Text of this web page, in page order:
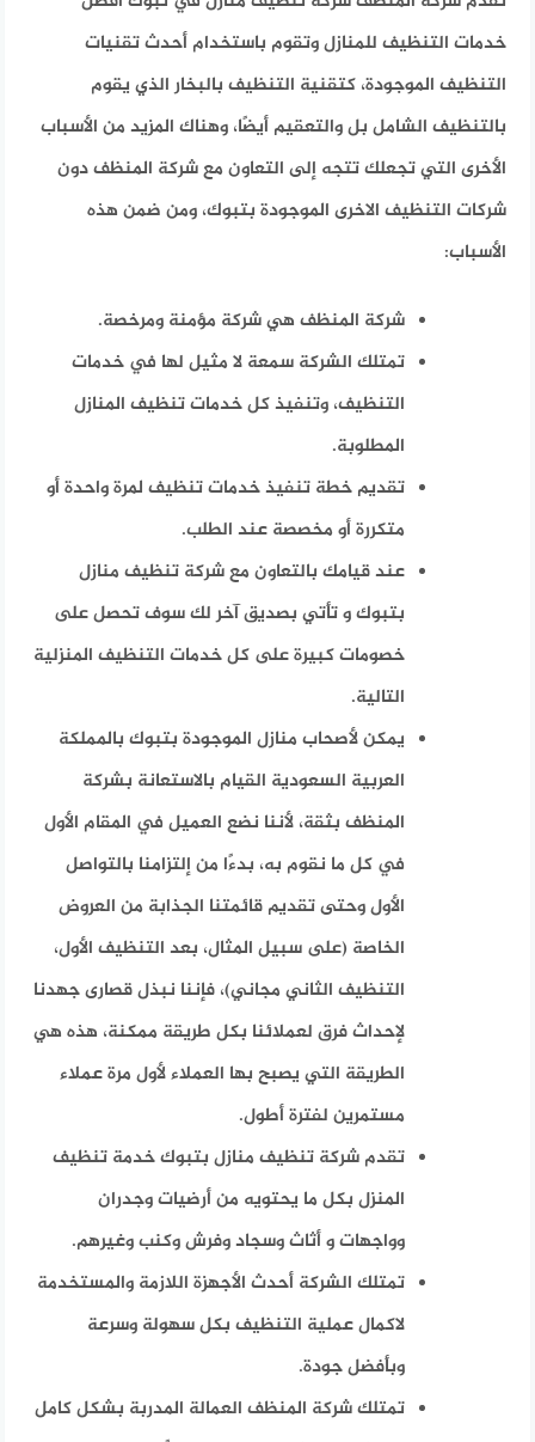
خدمات التنظيف للمنازل وتقوم باستخدام أحدث تقنيات
التنظيف الموجودة، كتقنية التنظيف بالبخار الذي يقوم
بالتنظيف الشامل بل والتعقيم أيضًا، وهناك المزيد من الأسباب
الأخرى التي تجعلك تتجه إلى التعاون مع شركة المنظف دون
شركات التنظيف الاخرى الموجودة بتبوك، ومن ضمن هذه
الأسباب:
شركة المنظف هي شركة مؤمنة ومرخصة.
تمتلك الشركة سمعة لا مثيل لها في خدمات
التنظيف، وتنفيذ كل خدمات تنظيف المنازل
المطلوبة.
تقديم خطة تنفيذ خدمات تنظيف لمرة واحدة أو
متكررة أو مخصصة عند الطلب.
عند قيامك بالتعاون مع شركة تنظيف منازل
بتبوك و تأتي بصديق آخر لك سوف تحصل على
خصومات كبيرة على كل خدمات التنظيف المنزلية
التالية.
يمكن لأصحاب منازل الموجودة بتبوك بالمملكة
العربية السعودية القيام بالاستعانة بشركة
المنظف بثقة، لأننا نضع العميل في المقام الأول
في كل ما نقوم به، بدءًا من إلتزامنا بالتواصل
الأول وحتى تقديم قائمتنا الجذابة من العروض
الخاصة (على سبيل المثال، بعد التنظيف الأول،
التنظيف الثاني مجاني)، فإننا نبذل قصارى جهدنا
لإحداث فرق لعملائنا بكل طريقة ممكنة، هذه هي
الطريقة التي يصبح بها العملاء لأول مرة عملاء
مستمرين لفترة أطول.
تقدم شركة تنظيف منازل بتبوك خدمة تنظيف
المنزل بكل ما يحتويه من أرضيات وجدران
وواجهات و أثاث وسجاد وفرش وكنب وغيرهم.
تمتلك الشركة أحدث الأجهزة اللازمة والمستخدمة
لاكمال عملية التنظيف بكل سهولة وسرعة
وبأفضل جودة.
تمتلك شركة المنظف العمالة المدربة بشكل كامل